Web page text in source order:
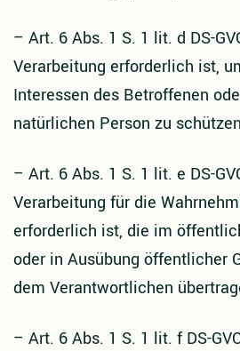
– Art. 6 Abs. 1 S. 1 lit. d DS-
Verarbeitung erforderlich ist,
Interessen des Betroffenen
natürlichen Person zu
– Art. 6 Abs. 1 S. 1 lit. e DS-
Verarbeitung für die
erforderlich ist, die im
oder in Ausübung öffentlicher
dem Verantwortlichen
– Art. 6 Abs. 1 S. 1 lit. f DS-